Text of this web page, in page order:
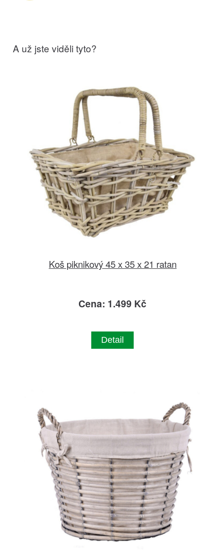
A už jste viděli tyto?
Koš piknikový 45 x 35 x 21 ratan
Cena: 1.499 Kč
Detail